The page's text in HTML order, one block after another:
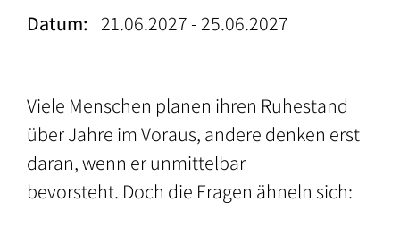
Aufsichtsrat
und
Zertifizierung
Impressionen
/
Galerie
–
Angehörige
–
Auszubildende
/
Unternehmen
Seminarräume
Preise
Anfrage
/
Buchung
Downloads
Datum: 21.06.2027 - 25.06.2027
Viele Menschen planen ihren Ruhestand
über Jahre im Voraus, andere denken erst
daran, wenn er unmittelbar
bevorsteht. Doch die Fragen ähneln sich: